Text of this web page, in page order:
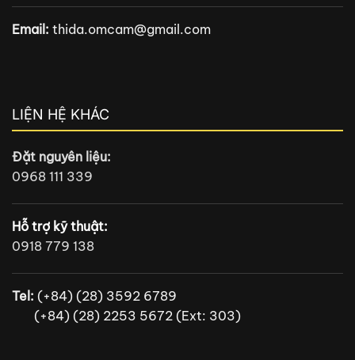
Email: thida.omcam@gmail.com
LIỆN HỆ KHÁC
Đặt nguyên liệu:
0968 111 339
Hỗ trợ kỹ thuật:
0918 779 138
Tel: (+84) (28) 3592 6789
(+84) (28) 2253 5672 (Ext: 303)